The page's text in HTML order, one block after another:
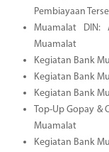
Pembiayaan
Muamalat DIN:
Muamalat
Kegiatan Bank
Kegiatan Bank
Kegiatan Bank
Top-Up Gopay &
Muamalat
Kegiatan Bank